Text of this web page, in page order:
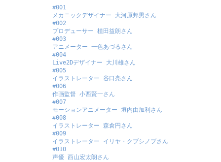
#001
メカニックデザイナー 大河原邦男さん
#002
プロデューサー 植田益朗さん
#003
アニメーター 一色あづるさん
#004
Live2Dデザイナー 大川雄さん
#005
イラストレーター 谷口亮さん
#006
作画監督 小西賢一さん
#007
モーションアニメーター 垣内由加利さん
#008
イラストレーター 森倉円さん
#009
イラストレーター イリヤ・クブシノブさん
#010
声優 西山宏太朗さん